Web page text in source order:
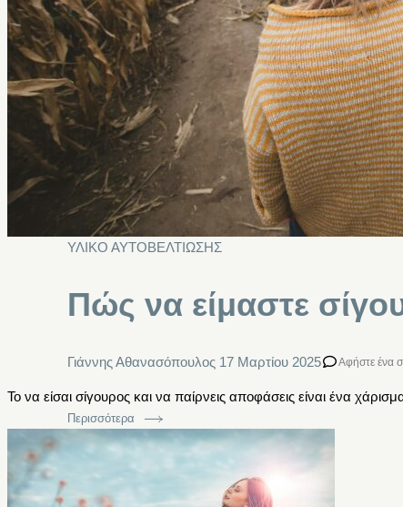
ΥΛΙΚΟ ΑΥΤΟΒΕΛΤΙΩΣΗΣ
Πώς να είμαστε
Γιάννης Αθανασόπουλος 17 Μαρτίου 2025 Αφήστε ένα
Το να είσαι σίγουρος και να παίρνεις αποφάσεις είναι ένα
Περισσότερα